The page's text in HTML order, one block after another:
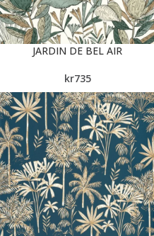
JARDIN DE BEL AIR
kr735